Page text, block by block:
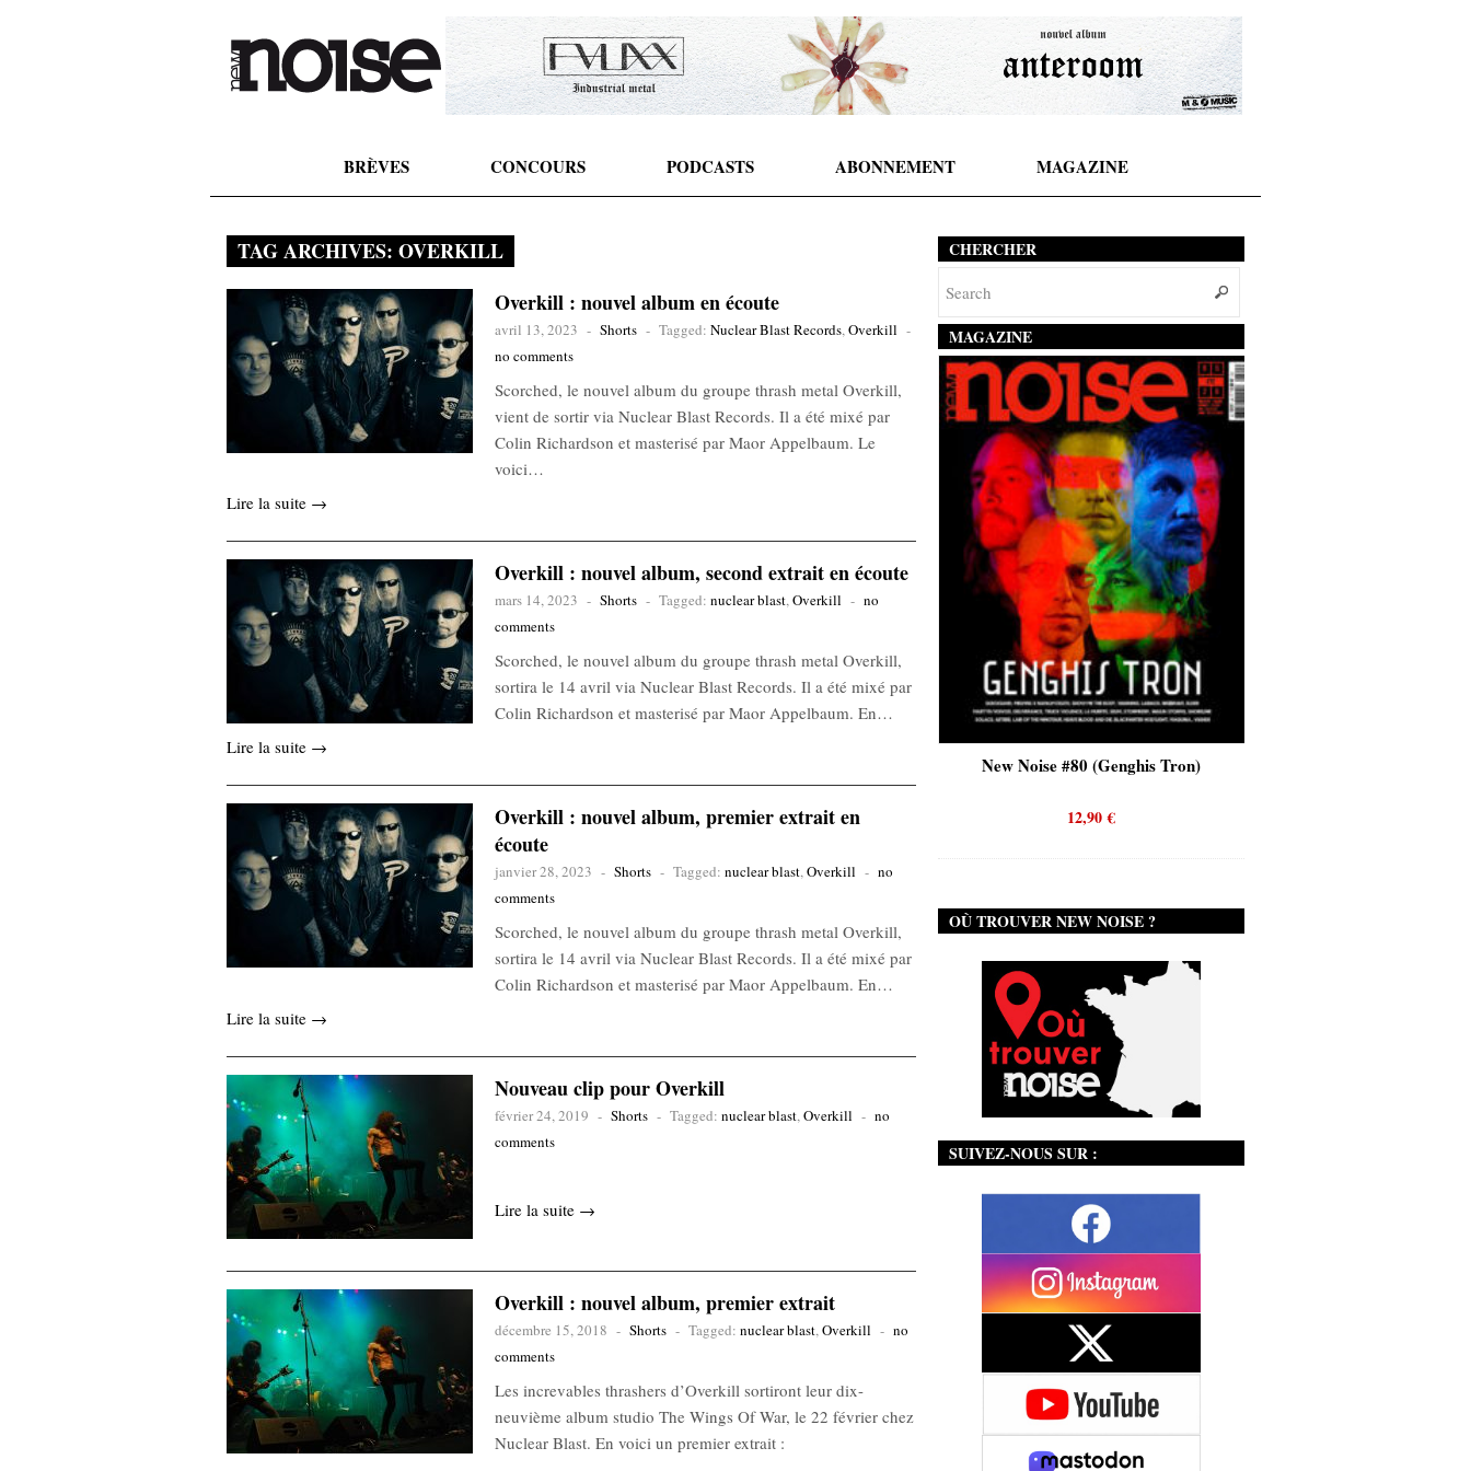
BRÈVES CONCOURS PODCASTS ABONNEMENT MAGAZINE
TAG ARCHIVES: OVERKILL
Overkill : nouvel album en écoute
avril 13, 2023 - Shorts - Tagged: Nuclear Blast Records,Overkill -
no comments
Scorched, le nouvel album du groupe thrash metal Overkill,
vient de sortir via Nuclear Blast Records. Il a été mixé par
Colin Richardson et masterisé par Maor Appelbaum. Le
voici…
Lire la suite →
Overkill : nouvel album, second extrait en écoute
mars 14, 2023 - Shorts - Tagged: nuclear blast,Overkill - no
comments
Scorched, le nouvel album du groupe thrash metal Overkill,
sortira le 14 avril via Nuclear Blast Records. Il a été mixé par
Colin Richardson et masterisé par Maor Appelbaum. En…
Lire la suite →
Overkill : nouvel album, premier extrait en
écoute
janvier 28, 2023 - Shorts - Tagged: nuclear blast,Overkill - no
comments
Scorched, le nouvel album du groupe thrash metal Overkill,
sortira le 14 avril via Nuclear Blast Records. Il a été mixé par
Colin Richardson et masterisé par Maor Appelbaum. En…
Lire la suite →
Nouveau clip pour Overkill
février 24, 2019 - Shorts - Tagged: nuclear blast,Overkill - no
comments
Lire la suite →
Overkill : nouvel album, premier extrait
décembre 15, 2018 - Shorts - Tagged: nuclear blast,Overkill - no
comments
Les increvables thrashers d’Overkill sortiront leur dix-
neuvième album studio The Wings Of War, le 22 février chez
Nuclear Blast. En voici un premier extrait :
CHERCHER
MAGAZINE
12,90€
New Noise #80 (Genghis Tron)
12,90€
OÙ TROUVER NEW NOISE ?
SUIVEZ-NOUS SUR :